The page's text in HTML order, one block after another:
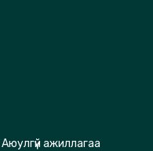
Аюулгүй ажиллагаа